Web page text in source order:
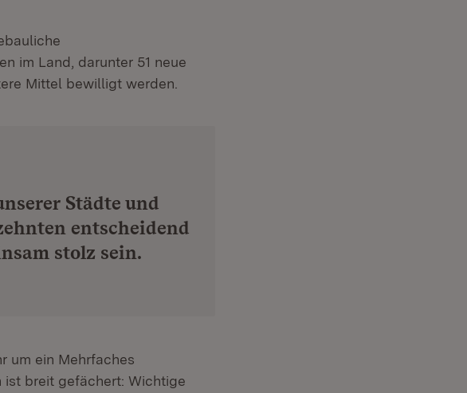
im Land, darunter 51 neue
Mittel bewilligt werden.
Städte und
entscheidend
stolz sein.
um ein Mehrfaches
ist breit gefächert: Wichtige